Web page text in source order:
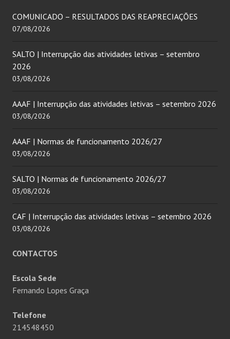
COMUNICADO – RESULTADOS DAS REAPRECIAÇÕES
07/08/2026
SALTO | Interrupção das atividades letivas – setembro
2026
03/08/2026
AAAF | Interrupção das atividades letivas – setembro 2026
03/08/2026
AAAF | Normas de funcionamento 2026/27
03/08/2026
SALTO | Normas de funcionamento 2026/27
03/08/2026
CAF | Interrupção das atividades letivas – setembro 2026
03/08/2026
CONTACTOS
Escola Sede
Fernando Lopes Graça
Telefone
214548450